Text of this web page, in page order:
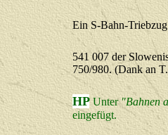
Ein S-Bahn-
541 007 der
750/980. (Dank an
HP Unter"Bahnen
eingefügt.